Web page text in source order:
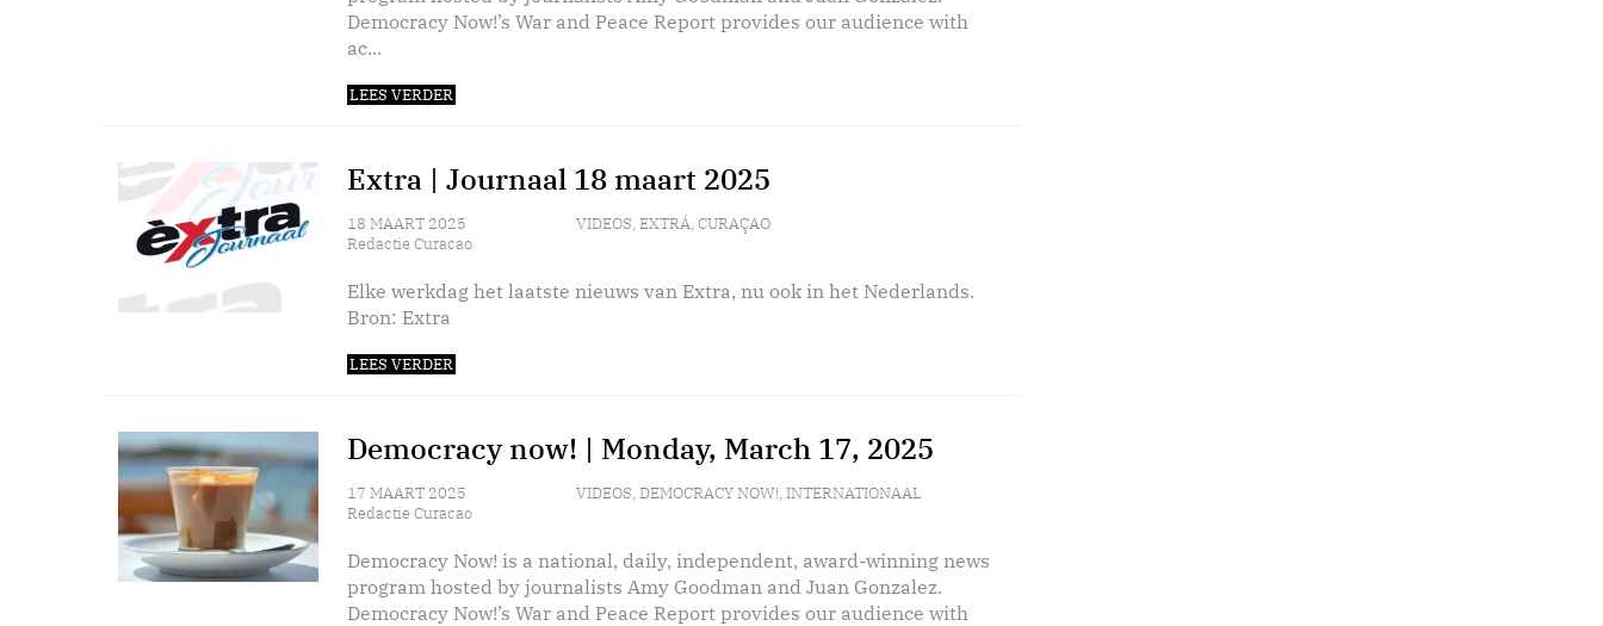
Democracy Now!’s War and Peace Report provides our audience with
ac...
LEES VERDER
Extra | Journaal 18 maart 2025
18 MAART 2025
Redactie Curacao
VIDEOS, EXTRÁ, CURAÇAO
Elke werkdag het laatste nieuws van Extra, nu ook in het Nederlands.
Bron: Extra
LEES VERDER
Democracy now! | Monday, March 17, 2025
17 MAART 2025
Redactie Curacao
VIDEOS, DEMOCRACY NOW!, INTERNATIONAAL
Democracy Now! is a national, daily, independent, award-winning news
program hosted by journalists Amy Goodman and Juan Gonzalez.
Democracy Now!’s War and Peace Report provides our audience with